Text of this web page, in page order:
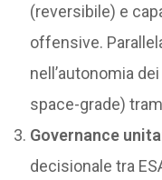
(reversibile) e
offensive.
nell’autonomia
space-grade)
Governance
decisionale tra